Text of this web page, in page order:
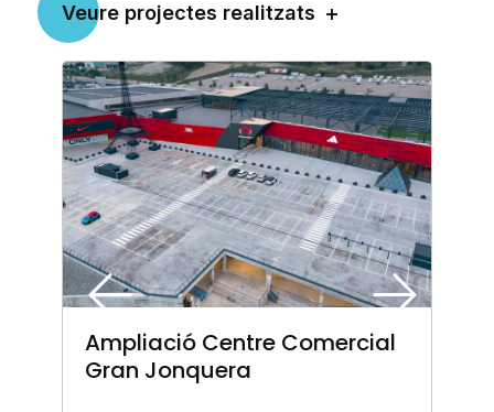
Veure projectes realitzats
Ampliació Centre Comercial
Gran Jonquera